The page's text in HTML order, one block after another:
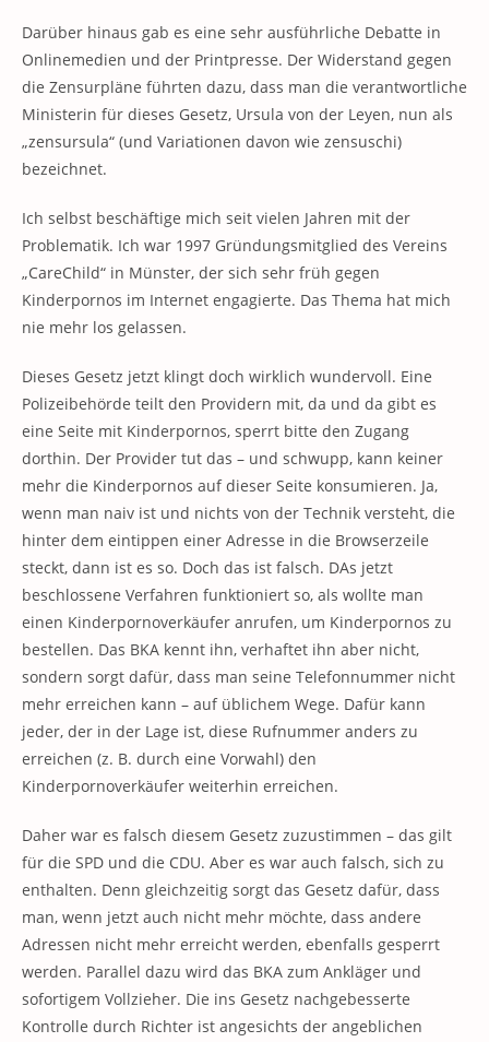
Darüber hinaus gab es eine sehr ausführliche Debatte in
Onlinemedien und der Printpresse. Der Widerstand gegen
die Zensurpläne führten dazu, dass man die verantwortliche
Ministerin für dieses Gesetz, Ursula von der Leyen, nun als
„zensursula“ (und Variationen davon wie zensuschi)
bezeichnet.
Ich selbst beschäftige mich seit vielen Jahren mit der
Problematik. Ich war 1997 Gründungsmitglied des Vereins
„CareChild“ in Münster, der sich sehr früh gegen
Kinderpornos im Internet engagierte. Das Thema hat mich
nie mehr los gelassen.
Dieses Gesetz jetzt klingt doch wirklich wundervoll. Eine
Polizeibehörde teilt den Providern mit, da und da gibt es
eine Seite mit Kinderpornos, sperrt bitte den Zugang
dorthin. Der Provider tut das – und schwupp, kann keiner
mehr die Kinderpornos auf dieser Seite konsumieren. Ja,
wenn man naiv ist und nichts von der Technik versteht, die
hinter dem eintippen einer Adresse in die Browserzeile
steckt, dann ist es so. Doch das ist falsch. DAs jetzt
beschlossene Verfahren funktioniert so, als wollte man
einen Kinderpornoverkäufer anrufen, um Kinderpornos zu
bestellen. Das BKA kennt ihn, verhaftet ihn aber nicht,
sondern sorgt dafür, dass man seine Telefonnummer nicht
mehr erreichen kann – auf üblichem Wege. Dafür kann
jeder, der in der Lage ist, diese Rufnummer anders zu
erreichen (z. B. durch eine Vorwahl) den
Kinderpornoverkäufer weiterhin erreichen.
Daher war es falsch diesem Gesetz zuzustimmen – das gilt
für die SPD und die CDU. Aber es war auch falsch, sich zu
enthalten. Denn gleichzeitig sorgt das Gesetz dafür, dass
man, wenn jetzt auch nicht mehr möchte, dass andere
Adressen nicht mehr erreicht werden, ebenfalls gesperrt
werden. Parallel dazu wird das BKA zum Ankläger und
sofortigem Vollzieher. Die ins Gesetz nachgebesserte
Kontrolle durch Richter ist angesichts der angeblichen